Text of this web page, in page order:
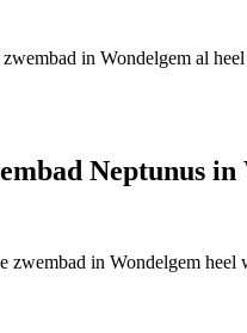
in Wondelgem al
Neptunus in
in Wondelgem